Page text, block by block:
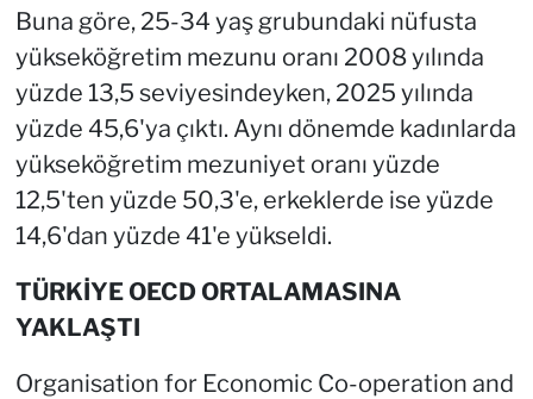
Buna göre, 25-34 yaş grubundaki nüfusta
yükseköğretim mezunu oranı 2008 yılında
yüzde 13,5 seviyesindeyken, 2025 yılında
yüzde 45,6'ya çıktı. Aynı dönemde kadınlarda
yükseköğretim mezuniyet oranı yüzde
12,5'ten yüzde 50,3'e, erkeklerde ise yüzde
14,6'dan yüzde 41'e yükseldi.
TÜRKİYE OECD ORTALAMASINA
YAKLAŞTI
Organisation for Economic Co-operation and